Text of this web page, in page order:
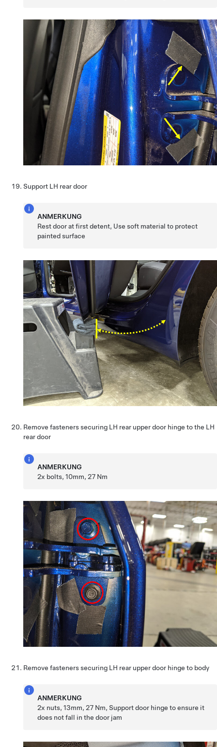
Support LH rear door
ANMERKUNG
Rest door at first detent, Use soft material to protect
painted surface
Remove fasteners securing LH rear upper door hinge to the LH
rear door
ANMERKUNG
2x bolts, 10mm, 27 Nm
Remove fasteners securing LH rear upper door hinge to body
ANMERKUNG
2x nuts, 13mm, 27 Nm, Support door hinge to ensure it
does not fall in the door jam